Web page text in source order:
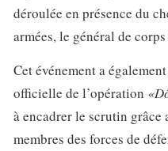
déroulée en présence du
armées, le général de
Cet événement a
officielle de l’opération
à encadrer le scrutin grâce
membres des forces de